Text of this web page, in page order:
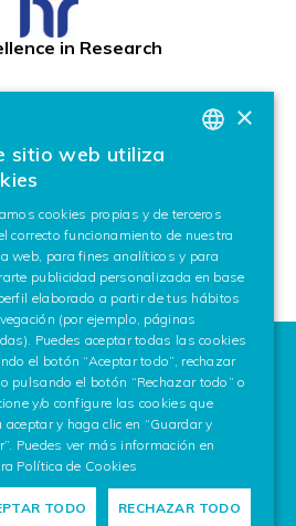
in Research
derechos reservados.
ENGLISH
×
sitio web utiliza
cookies propias y de terceros
correcto funcionamiento de nuestra
web, para fines analíticos y para
publicidad personalizada en base
elaborado a partir de tus hábitos
(por ejemplo, páginas
Puedes aceptar todas las cookies
el botón “Aceptar todo”, rechazar
pulsando el botón “Rechazar todo” o
y/o configure las cookies que
aceptar y haga clic en “Guardar y
Puedes ver más información en
Política de Cookies
TODO RECHAZAR TODO